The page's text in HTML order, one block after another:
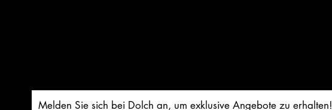
Melden Sie sich bei Dolch an, um exklusive Angebote zu erhalten!